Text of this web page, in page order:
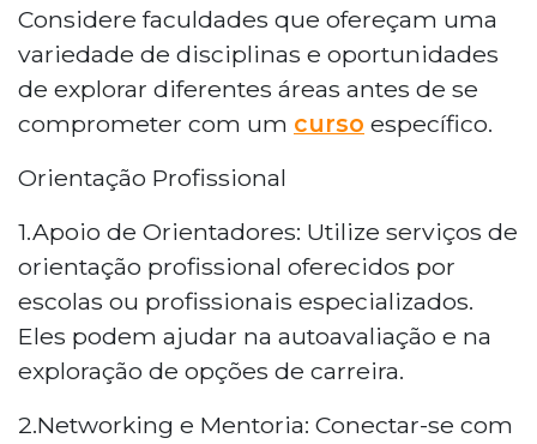
Considere faculdades que ofereçam uma
variedade de disciplinas e oportunidades
de explorar diferentes áreas antes de se
comprometer com um curso específico.
Orientação Profissional
1.Apoio de Orientadores: Utilize serviços de
orientação profissional oferecidos por
escolas ou profissionais especializados.
Eles podem ajudar na autoavaliação e na
exploração de opções de carreira.
2.Networking e Mentoria: Conectar-se com